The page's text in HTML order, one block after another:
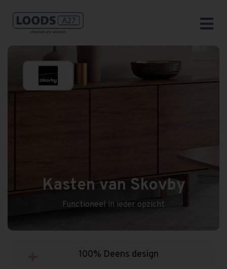
Kasten van Skovby
Functioneel in ieder opzicht
100% Deens design